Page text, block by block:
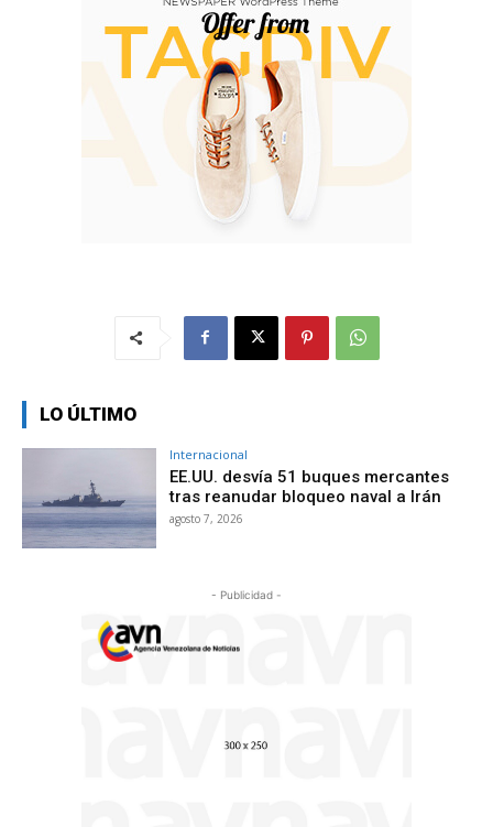
LO ÚLTIMO
Internacional
EE.UU. desvía 51 buques mercantes
tras reanudar bloqueo naval a Irán
agosto 7, 2026
- Publicidad -